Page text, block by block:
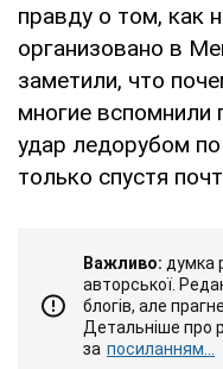
правду о том, как
организовано в
заметили, что
многие
удар ледорубом
только спустя
Важливо: думка
авторської.
блогів, але
Детальніше про
за посиланням...